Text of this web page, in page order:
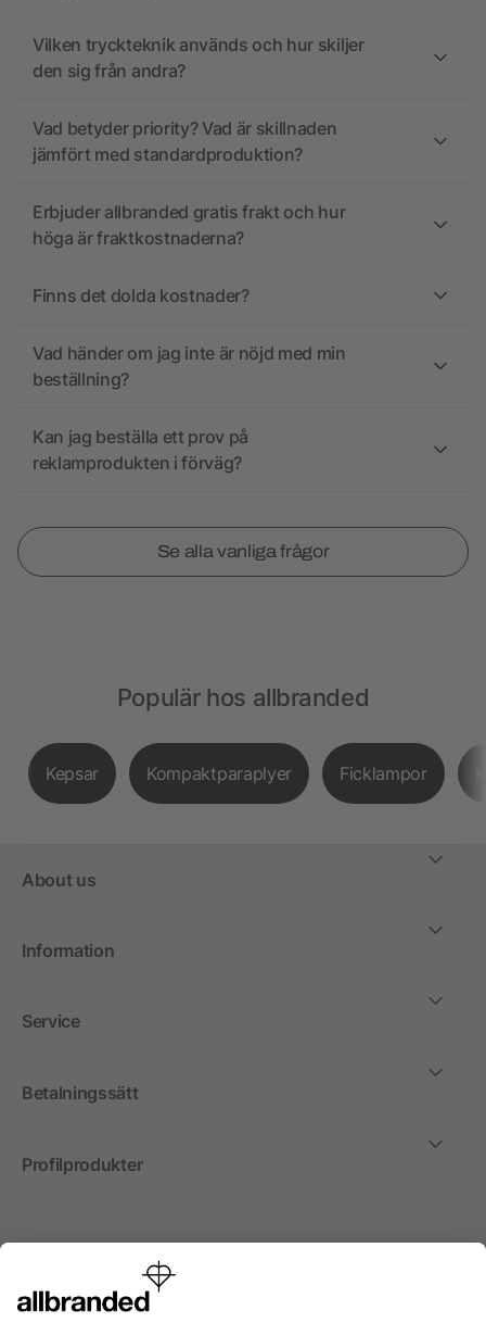
Vilken tryckteknik används och hur skiljer
den sig från andra?
Vad betyder priority? Vad är skillnaden
jämfört med standardproduktion?
Erbjuder allbranded gratis frakt och hur
höga är fraktkostnaderna?
Finns det dolda kostnader?
Vad händer om jag inte är nöjd med min
beställning?
Kan jag beställa ett prov på
reklamprodukten i förväg?
Se alla vanliga frågor
Populär hos allbranded
Kepsar Kompaktparaplyer Ficklampor
About us
Information
Service
Betalningssätt
Profilprodukter
Internationellt